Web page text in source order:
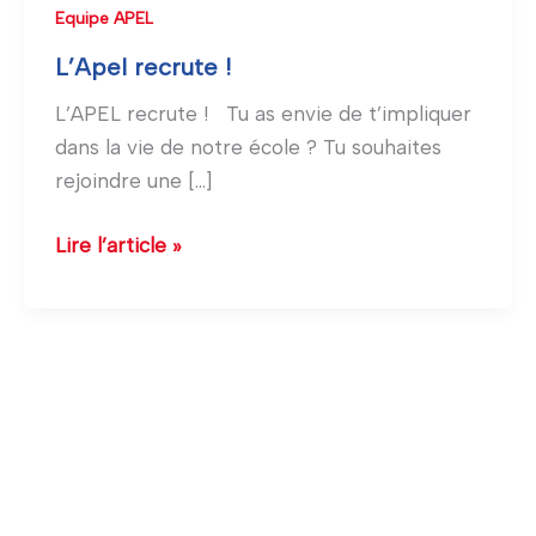
Equipe APEL
L’Apel recrute !
L’APEL recrute ! Tu as envie de t’impliquer
dans la vie de notre école ? Tu souhaites
rejoindre une […]
L’Apel
!
Lire l’article »